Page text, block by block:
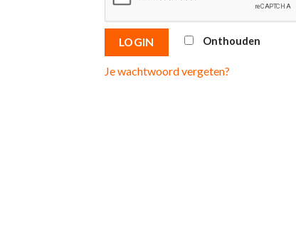
LOGIN Onthouden
Je wachtwoord vergeten?